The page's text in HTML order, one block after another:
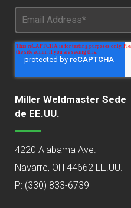
Miller Weldmaster Sede
de EE.UU.
4220 Alabama Ave.
Navarre, OH 44662 EE.UU.
P: (330) 833-6739